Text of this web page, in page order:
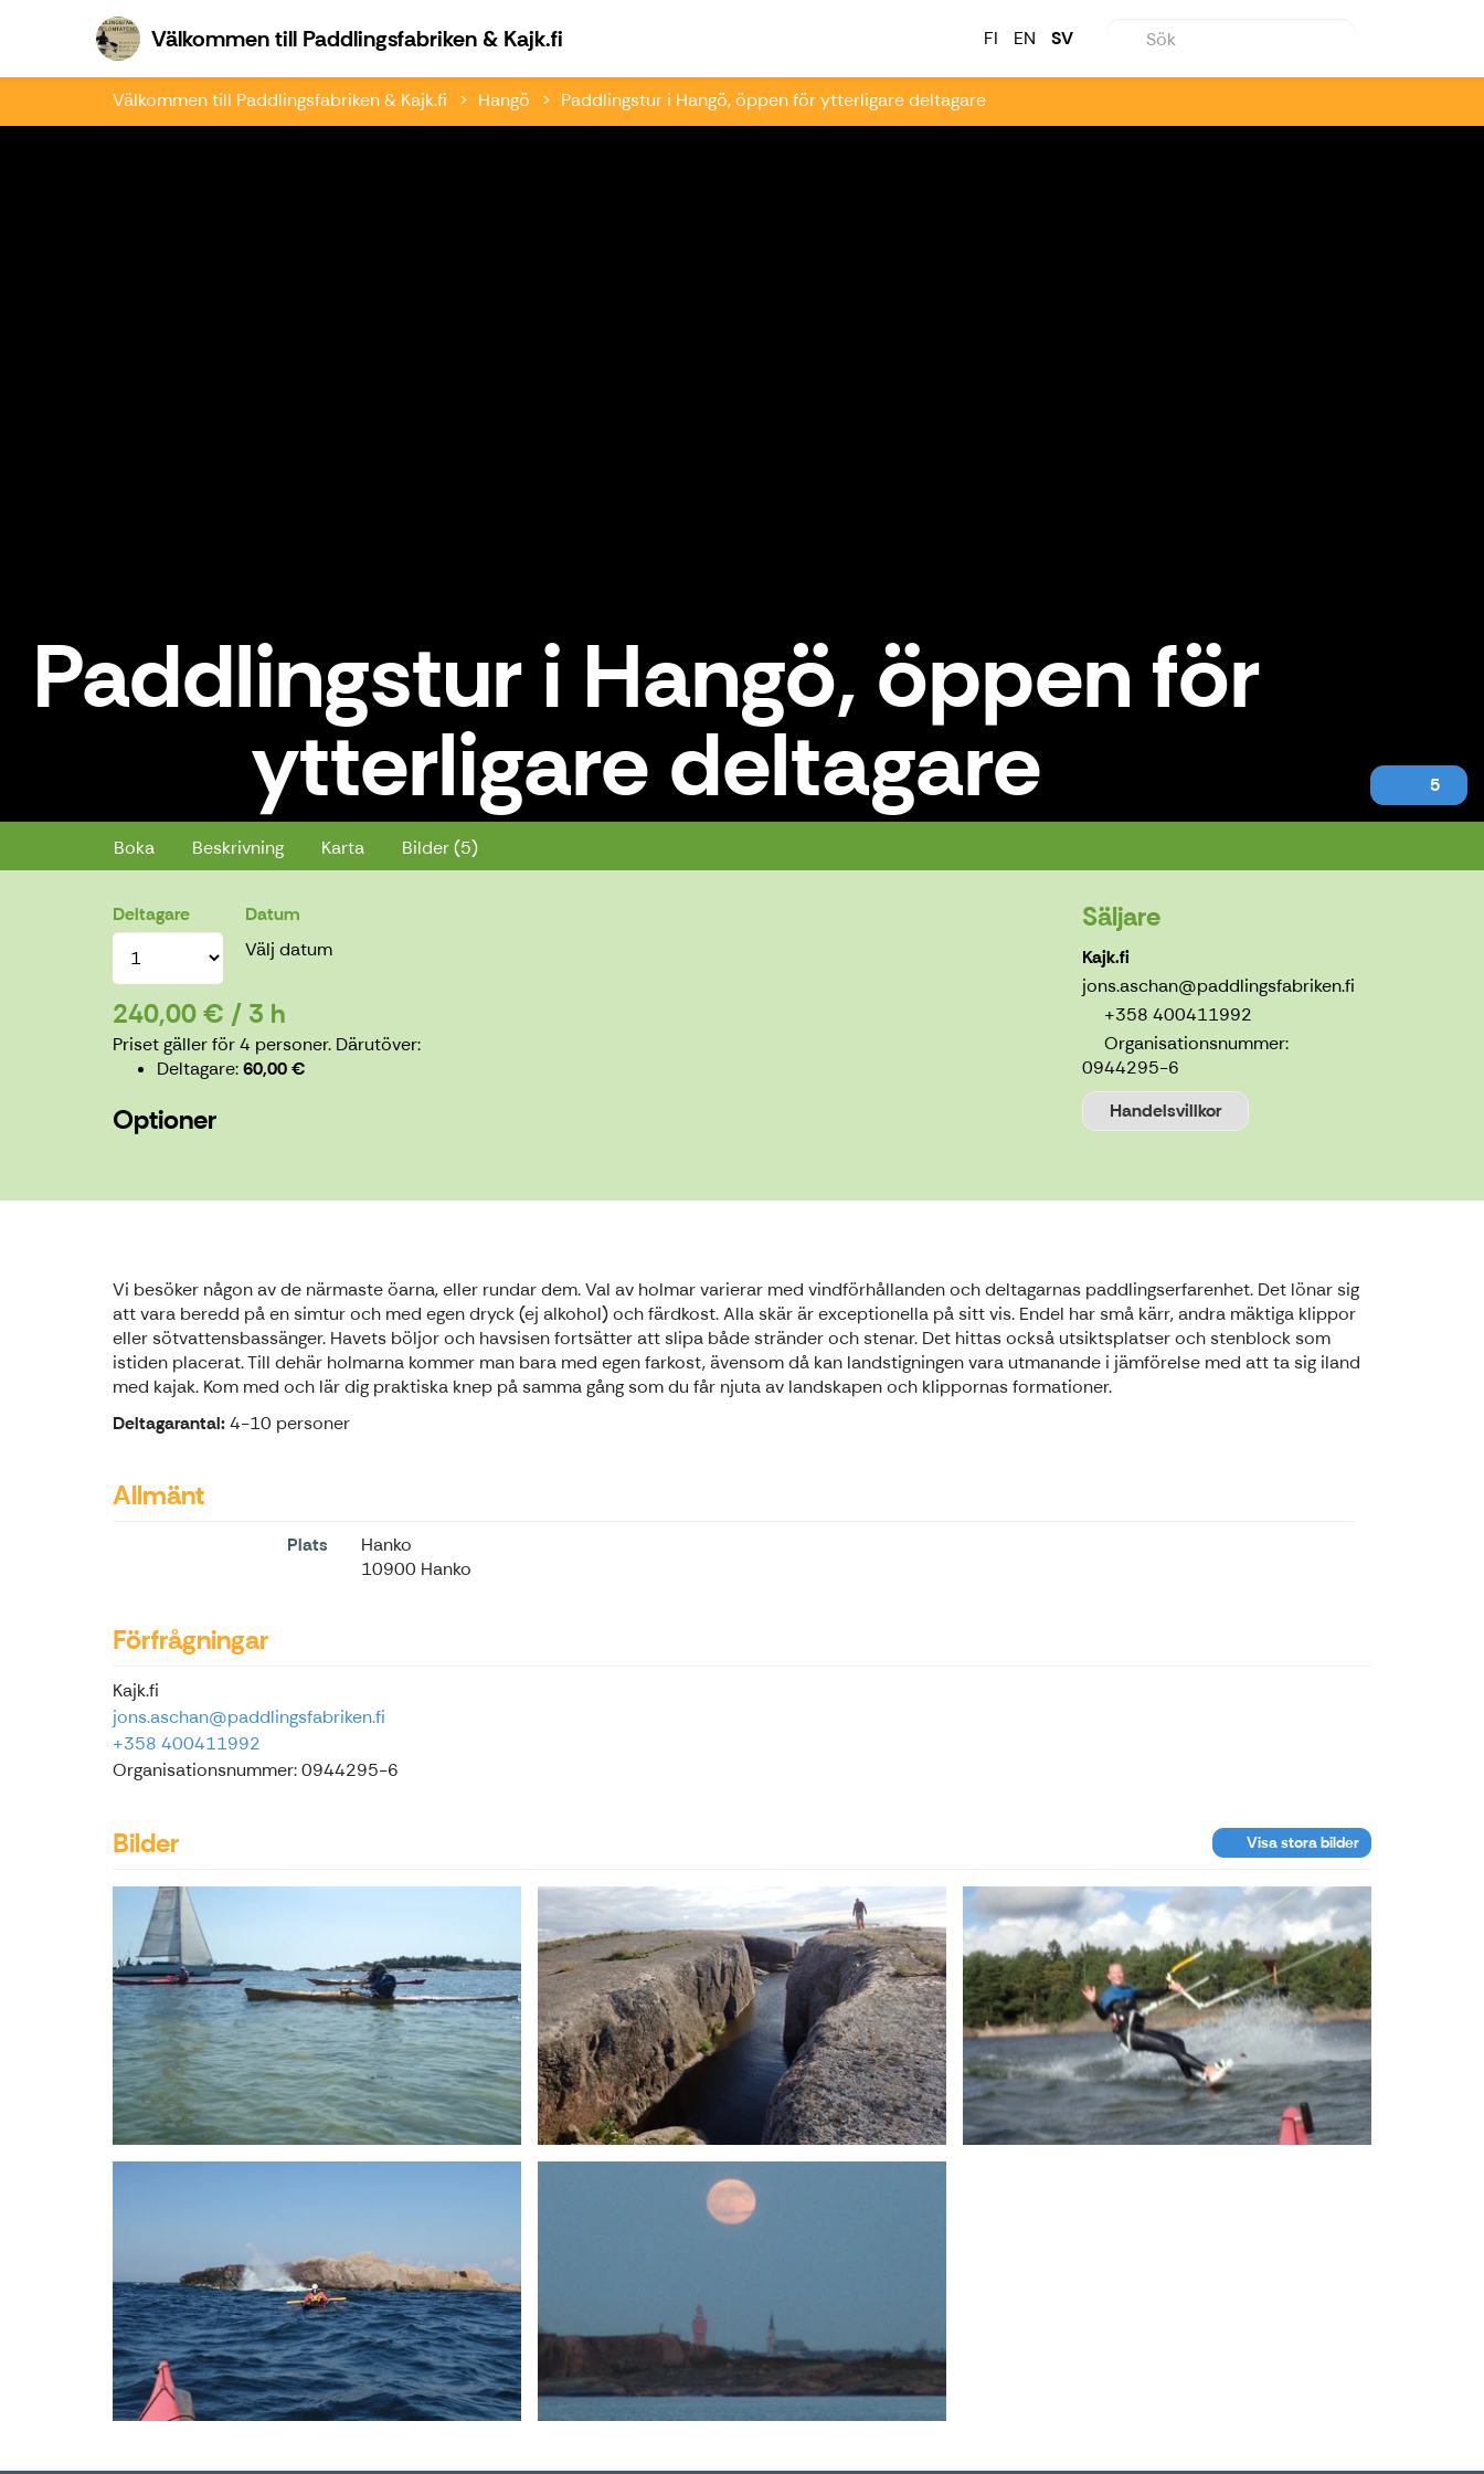
Välkommen till Paddlingsfabriken & Kajk.fi FI EN SV
Välkommen till Paddlingsfabriken & Kajk.fi Hangö Paddlingstur i Hangö, öppen för ytterligare deltagare
Paddlingstur i Hangö, öppen för
ytterligare deltagare 5
Paddlingstur i Hangö, öppen för ytterligare deltagare
Boka Beskrivning Karta Bilder (5)
Deltagare
Datum
Välj datum
240,00 € / 3 h
Priset gäller för 4 personer. Därutöver:
Deltagare 60,00 €
Optioner
Säljare
Kajk.fi
jons.aschan@paddlingsfabriken.fi
+358 400411992
Organisationsnummer:
0944295-6
Handelsvillkor
Vi besöker någon av de närmaste öarna, eller rundar dem. Val av holmar varierar med vindförhållanden och deltagarnas paddlingserfarenhet. Det lönar sig
att vara beredd på en simtur och med egen dryck (ej alkohol) och färdkost. Alla skär är exceptionella på sitt vis. Endel har små kärr, andra mäktiga klippor
eller sötvattensbassänger. Havets böljor och havsisen fortsätter att slipa både stränder och stenar. Det hittas också utsiktsplatser och stenblock som
istiden placerat. Till dehär holmarna kommer man bara med egen farkost, ävensom då kan landstigningen vara utmanande i jämförelse med att ta sig iland
med kajak. Kom med och lär dig praktiska knep på samma gång som du får njuta av landskapen och klippornas formationer.
Deltagarantal:4-10 personer
Allmänt
Plats
Hanko
10900 Hanko
Förfrågningar
Kajk.fi
jons.aschan@paddlingsfabriken.fi
+358 400411992
Organisationsnummer: 0944295-6
Bilder Visa stora bilder